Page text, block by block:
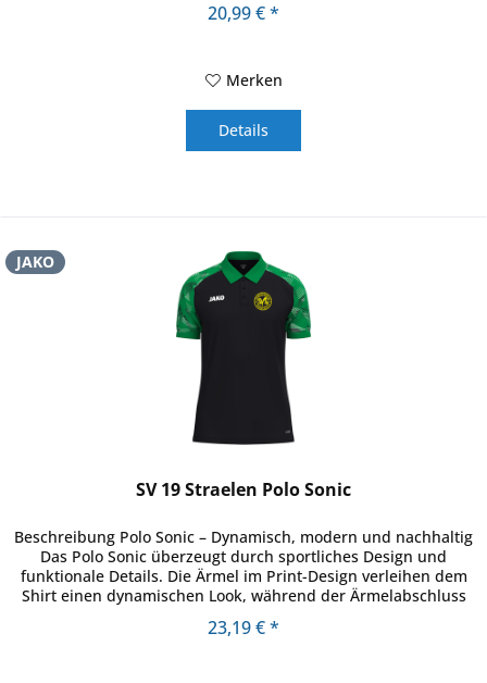
20,99 € *
Merken
Details
JAKO
SV 19 Straelen Polo Sonic
Beschreibung Polo Sonic – Dynamisch, modern und nachhaltig
Das Polo Sonic überzeugt durch sportliches Design und
funktionale Details. Die Ärmel im Print-Design verleihen dem
Shirt einen dynamischen Look, während der Ärmelabschluss
23,19 € *